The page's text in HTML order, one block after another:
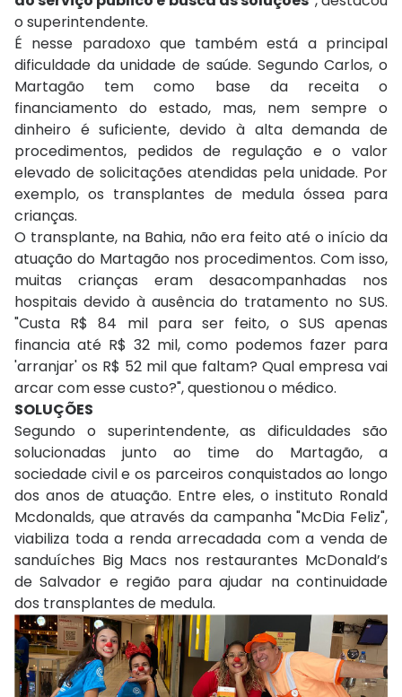
o superintendente.
É nesse paradoxo que também está a principal
dificuldade da unidade de saúde. Segundo Carlos, o
Martagão tem como base da receita o
financiamento do estado, mas, nem sempre o
dinheiro é suficiente, devido à alta demanda de
procedimentos, pedidos de regulação e o valor
elevado de solicitações atendidas pela unidade. Por
exemplo, os transplantes de medula óssea para
crianças.
O transplante, na Bahia, não era feito até o início da
atuação do Martagão nos procedimentos. Com isso,
muitas crianças eram desacompanhadas nos
hospitais devido à ausência do tratamento no SUS.
"Custa R$ 84 mil para ser feito, o SUS apenas
financia até R$ 32 mil, como podemos fazer para
'arranjar' os R$ 52 mil que faltam? Qual empresa vai
arcar com esse custo?", questionou o médico.
SOLUÇÕES
Segundo o superintendente, as dificuldades são
solucionadas junto ao time do Martagão, a
sociedade civil e os parceiros conquistados ao longo
dos anos de atuação. Entre eles, o instituto Ronald
Mcdonalds, que através da campanha "McDia Feliz",
viabiliza toda a renda arrecadada com a venda de
sanduíches Big Macs nos restaurantes McDonald’s
de Salvador e região para ajudar na continuidade
dos transplantes de medula.